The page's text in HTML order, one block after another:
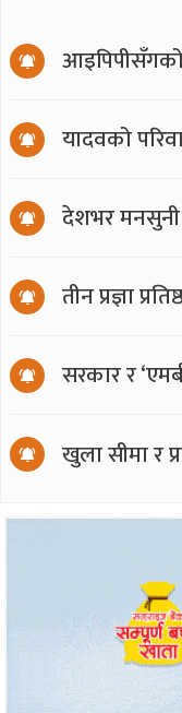
यादवको
देशभर मनसुनी
तीन प्रज्ञा
सरकार र
खुला सीमा र